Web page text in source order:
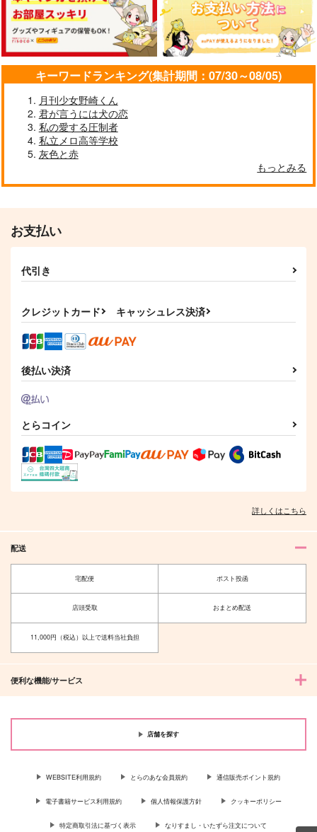
いじっぱりの攻防戦
もちもちのてっぱん
円（税込）
サンプル
作品詳細
僕らの不可侵領域攻防
戦争
蜜柑れもん
木兎光太郎×赤葦京治
サンプル
キーワードランキング(集計期間：07/30～08/05)
月刊少女野崎くん
君が言うには犬の恋
私の愛する圧制者
私立メロ高等学校
灰色と赤
もっとみる
お支払い
代引き
クレジットカード キャッシュレス決済
後払い決済
とらコイン
詳しくはこちら
配送
宅配便 ポスト投函
店頭受取 おまとめ配送
11,000円（税込）以上で送料当社負担
便利な機能/サービス
店舗を探す
WEBSITE利用規約 とらのあな会員規約 通信販売ポイント規約
電子書籍サービス利用規約 個人情報保護方針 クッキーポリシー
特定商取引法に基づく表示 なりすまし・いたずら注文について